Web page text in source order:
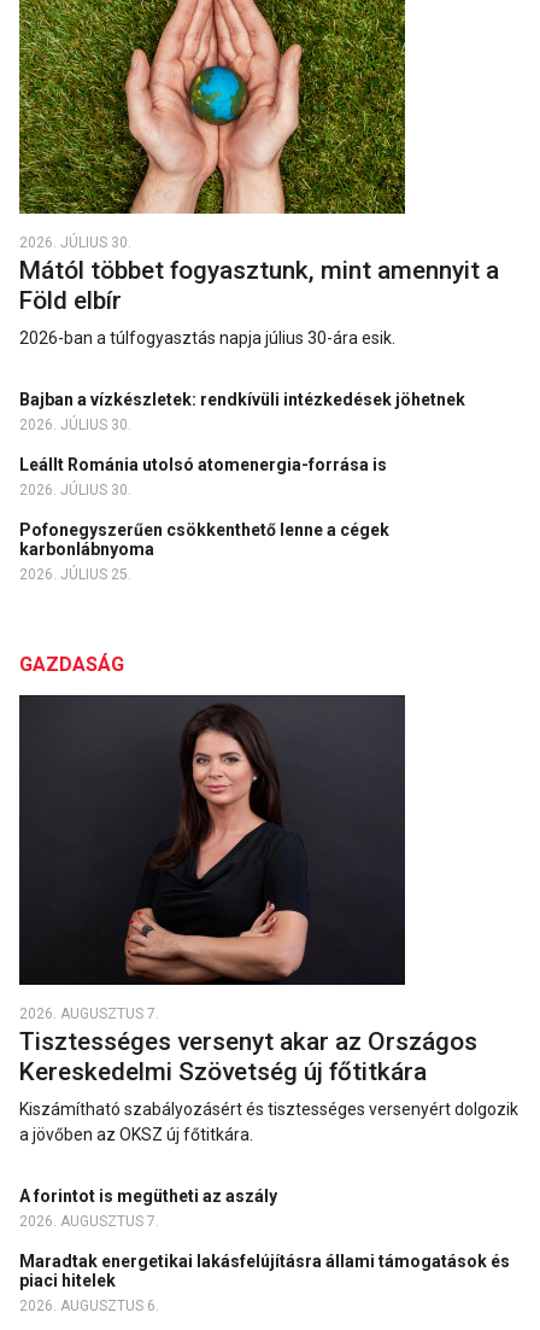
2026. JÚLIUS 30.
Mától többet fogyasztunk, mint amennyit a
Föld elbír
2026-ban a túlfogyasztás napja július 30-ára esik.
Bajban a vízkészletek: rendkívüli intézkedések jöhetnek
2026. JÚLIUS 30.
Leállt Románia utolsó atomenergia-forrása is
2026. JÚLIUS 30.
Pofonegyszerűen csökkenthető lenne a cégek
karbonlábnyoma
2026. JÚLIUS 25.
GAZDASÁG
2026. AUGUSZTUS 7.
Tisztességes versenyt akar az Országos
Kereskedelmi Szövetség új főtitkára
Kiszámítható szabályozásért és tisztességes versenyért dolgozik
a jövőben az OKSZ új főtitkára.
A forintot is megütheti az aszály
2026. AUGUSZTUS 7.
Maradtak energetikai lakásfelújításra állami támogatások és
piaci hitelek
2026. AUGUSZTUS 6.